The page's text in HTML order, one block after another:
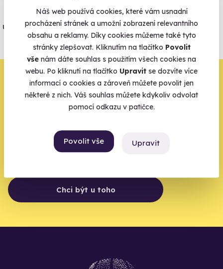
Náš web používá cookies, které vám usnadní
procházení stránek a umožní zobrazení relevantního
obsahu a reklamy. Díky cookies můžeme také tyto
stránky zlepšovat. Kliknutím na tlačítko Povolit
vše nám dáte souhlas s použitím všech cookies na
webu. Po kliknutí na tlačítko Upravit se dozvíte více
informací o cookies a zároveň můžete povolit jen
některé z nich. Váš souhlas můžete kdykoliv odvolat
pomocí odkazu v patičce.
Povolit vše Upravit
Jeden nikdy neví. Máme nejvyšší
úrazové pojištění z nabídky zážitkových
agentur.
Vše o pojištění
Zbývá jeden krok,
zbytek zařídíme my
Chci být u toho